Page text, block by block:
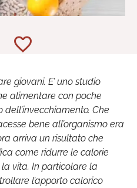
giovani. E’ uno studio
alimentare con poche
Che
bene all’organismo era
arriva un risultato che
come ridurre le calorie
vita. In particolare la
l’apporto calorico